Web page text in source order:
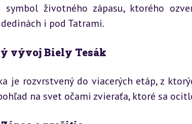
životného zápasu, ktorého
i pod Tatrami.
vývoj Biely Tesák
je rozvrstvený do viacerých etáp, z
na svet očami zvieraťa, ktoré sa